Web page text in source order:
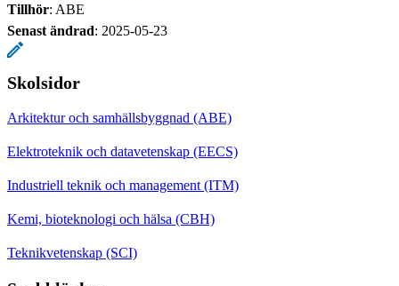
Tillhör: ABE
Senast ändrad: 2025-05-23
Skolsidor
Arkitektur och samhällsbyggnad (ABE)
Elektroteknik och datavetenskap (EECS)
Industriell teknik och management (ITM)
Kemi, bioteknologi och hälsa (CBH)
Teknikvetenskap (SCI)